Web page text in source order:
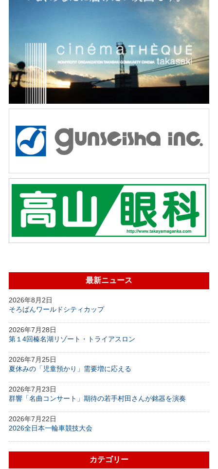
最新ニュース
2026年8月2日
そろばんワールドシティカップ
2026年7月28日
第１4回榛名湖リゾート・トライアスロン
2026年7月25日
夏休みの「児童預かり」需要増に応える
2026年7月23日
群響「名曲コンサート」期待の若手村田さんが銘器を演奏
2026年7月22日
2026全日本一輪車競技大会
カテゴリー